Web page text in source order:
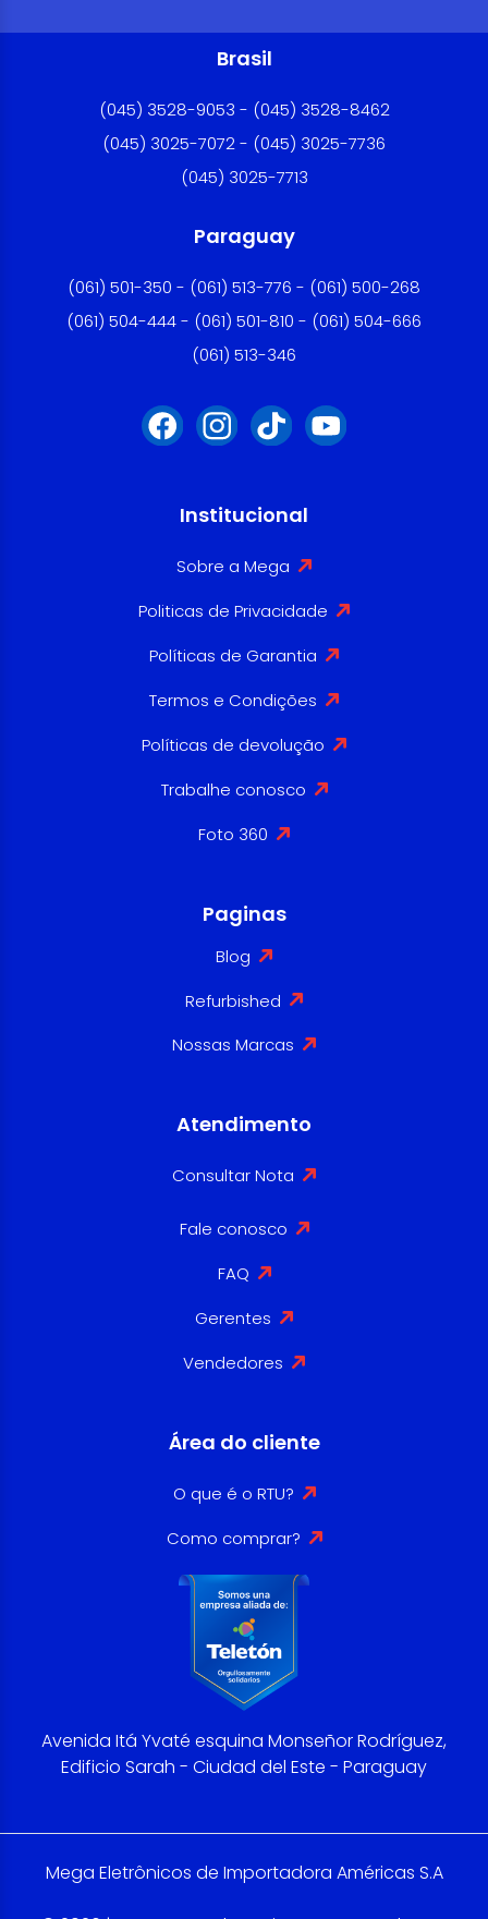
Brasil
(045) 3528-9053 - (045) 3528-8462
(045) 3025-7072 - (045) 3025-7736
(045) 3025-7713
Paraguay
(061) 501-350 - (061) 513-776 - (061) 500-268
(061) 504-444 - (061) 501-810 - (061) 504-666
(061) 513-346
Institucional
Sobre a Mega
Politicas de Privacidade
Políticas de Garantia
Termos e Condições
Políticas de devolução
Trabalhe conosco
Foto 360
Paginas
Blog
Refurbished
Nossas Marcas
Atendimento
Consultar Nota
Fale conosco
FAQ
Gerentes
Vendedores
Área do cliente
O que é o RTU?
Como comprar?
Avenida Itá Yvaté esquina Monseñor Rodríguez,
Edificio Sarah - Ciudad del Este - Paraguay
Mega Eletrônicos de Importadora Américas S.A